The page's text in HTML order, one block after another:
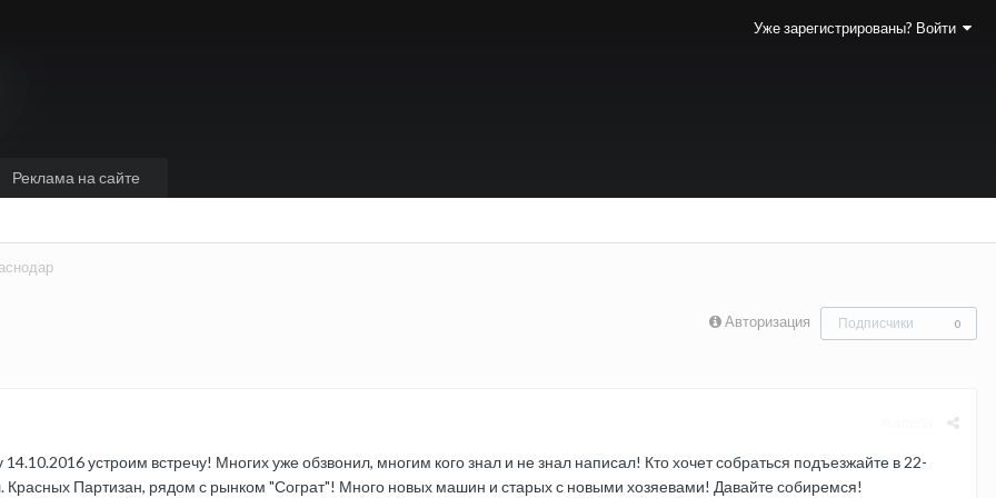
Уже зарегистрированы? Войти
Реклама на сайте
Авторизация Подписчики 0
устроим встречу! Многих уже обзвонил, многим кого знал и не знал написал! Кто хочет собраться подъезжайте в 22-
Красных Партизан, рядом с рынком "Сограт"! Много новых машин и старых с новыми хозяевами! Давайте собиремся!